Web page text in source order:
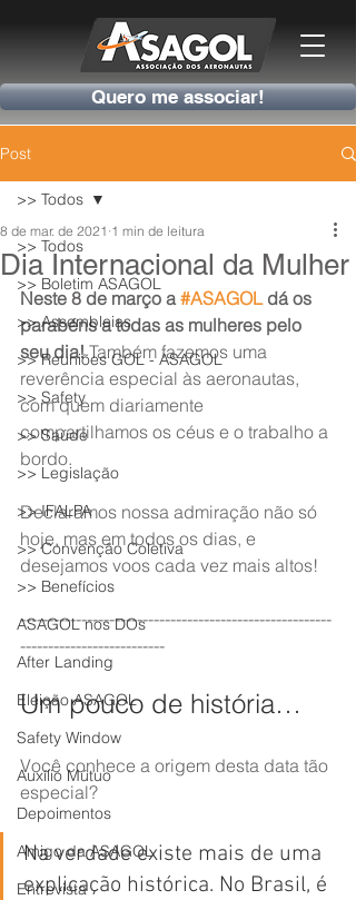
Quero me associar!
Post
>> Todos
>> Boletim ASAGOL
>> Assembleias
>> Reuniões GOL - ASAGOL
>> Safety
>> Saúde
>> Legislação
>> IFALPA
>> Convenção Coletiva
>> Benefícios
ASAGOL nos DOs
After Landing
Eleição ASAGOL
Safety Window
Auxílio Mútuo
Depoimentos
Amigo da ASAGOL
Entrevista
>> Todos
Dia Internacional da Mulher
8 de mar. de 2021 1 min de leitura
Neste 8 de março a #ASAGOL dá os
parabéns a todas as mulheres pelo
seu dia! Também fazemos uma
reverência especial às aeronautas,
com quem diariamente
compartilhamos os céus e o trabalho a
bordo.
Declaramos nossa admiração não só
hoje, mas em todos os dias, e
desejamos voos cada vez mais altos!
--------------------------------------------------------
--------------------------
Um pouco de história…
Você conhece a origem desta data tão
especial?
Na verdade existe mais de uma
explicação histórica. No Brasil, é